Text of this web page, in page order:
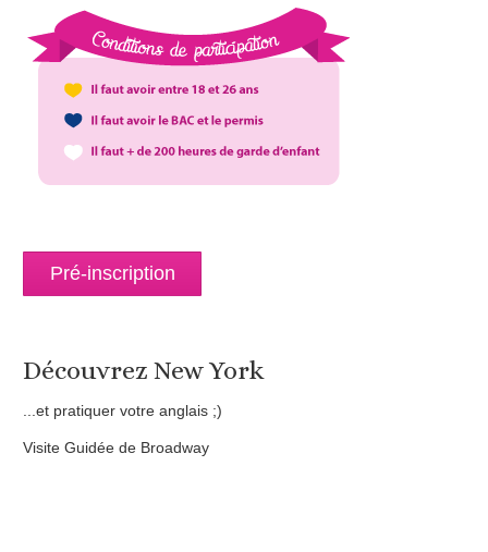
Pré-inscription
Découvrez New York
...et pratiquer votre anglais ;)
Visite Guidée de Broadway